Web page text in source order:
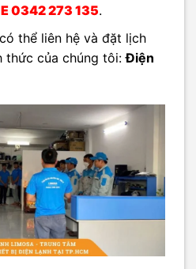
0342 273 135.
thể liên hệ và đặt lịch
thức của chúng tôi:Điện